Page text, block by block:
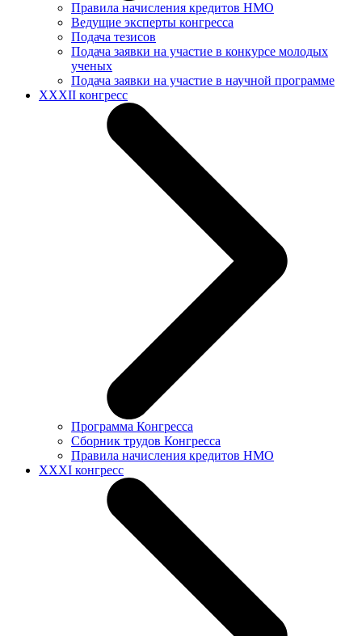
Правила начисления кредитов НМО
Ведущие эксперты конгресса
Подача тезисов
Подача заявки на участие в конкурсе молодых
ученых
Подача заявки на участие в научной программе
XXXII конгресс
Программа Конгресса
Сборник трудов Конгресса
Правила начисления кредитов НМО
XXXI конгресс